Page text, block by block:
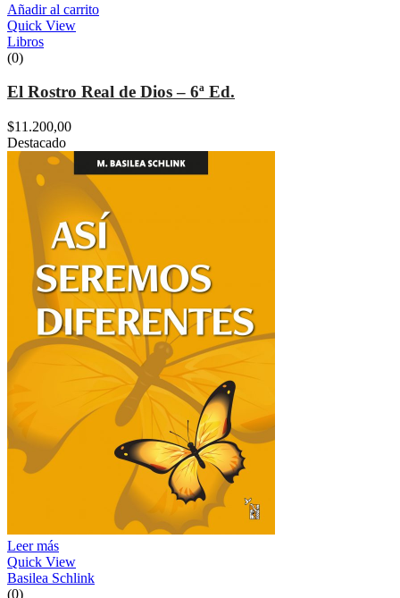
Añadir al carrito
Quick View
Libros
(0)
El Rostro Real de Dios – 6ª Ed.
$11.200,00
Destacado
Leer más
Quick View
Basilea Schlink
(0)